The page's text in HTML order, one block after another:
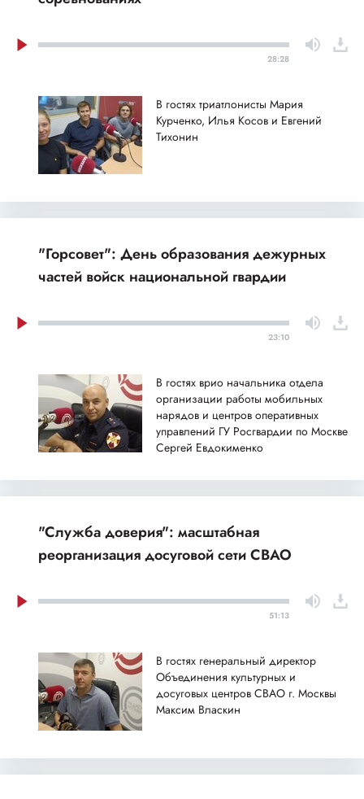
28:28
В гостях триатлонисты Мария
Курченко, Илья Косов и Евгений
Тихонин
"Горсовет": День образования дежурных
частей войск национальной гвардии
23:10
В гостях врио начальника отдела
организации работы мобильных
нарядов и центров оперативных
управлений ГУ Росгвардии по Москве
Сергей Евдокименко
"Служба доверия": масштабная
реорганизация досуговой сети СВАО
51:13
В гостях генеральный директор
Объединения культурных и
досуговых центров СВАО г. Москвы
Максим Власкин